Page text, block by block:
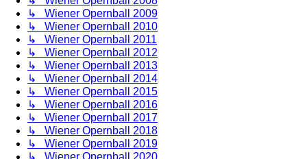
↳ Wiener Opernball 2009
↳ Wiener Opernball 2010
↳ Wiener Opernball 2011
↳ Wiener Opernball 2012
↳ Wiener Opernball 2013
↳ Wiener Opernball 2014
↳ Wiener Opernball 2015
↳ Wiener Opernball 2016
↳ Wiener Opernball 2017
↳ Wiener Opernball 2018
↳ Wiener Opernball 2019